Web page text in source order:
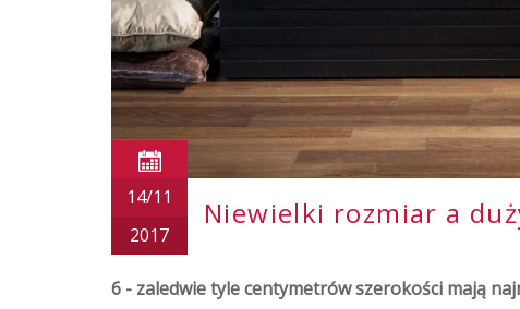
14/11
2017
Niewielki rozmiar a
6 - zaledwie tyle centymetrów szerokości mają